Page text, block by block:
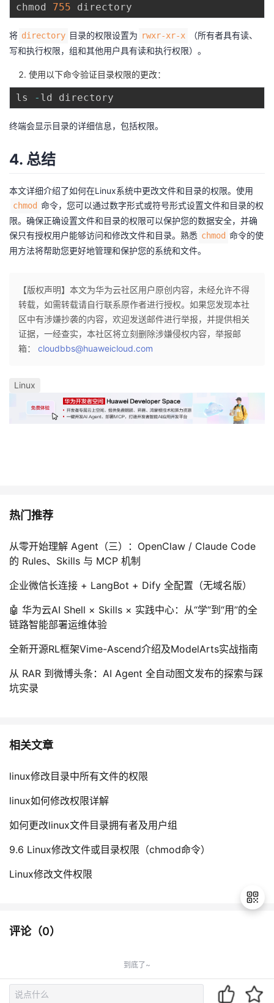
chmod 755
将 directory 目录的权限设置为 rwxr-xr-x
（所有者具有读、
写和执行权限，组和其他用户具有读和执行权限）。
使用以下命令验证目录权限的更改：
ls -
终端会显示目录的详细信息，包括权限。
4. 总结
本文详细介绍了如何在Linux系统中更改文件和目录的权限。使用
chmod 命令，您可以通过数字形式或符号形式设置文件和目录的权
限。确保正确设置文件和目录的权限可以保护您的数据安全，并确
保只有授权用户能够访问和修改文件和目录。熟悉 chmod 命令的使
用方法将帮助您更好地管理和保护您的系统和文件。
【版权声明】本文为华为云社区用户原创内容，未经允许不得
转载，如需转载请自行联系原作者进行授权。如果您发现本社
区中有涉嫌抄袭的内容，欢迎发送邮件进行举报，并提供相关
证据，一经查实，本社区将立刻删除涉嫌侵权内容，举报邮
箱： cloudbbs@huaweicloud.com
Linux
热门推荐
从零开始理解 Agent（三）：OpenClaw / Claude Code
的 Rules、Skills 与 MCP 机制
企业微信长连接 + LangBot + Dify 全配置（无域名版）
🤖 华为云AI Shell × Skills × 实践中心：从“学”到“用”的全
链路智能部署运维体验
全新开源RL框架Vime-Ascend介绍及ModelArts实战指南
从 RAR 到微博头条：AI Agent 全自动图文发布的探索与踩
坑实录
相关文章
linux修改目录中所有文件的权限
linux如何修改权限详解
如何更改linux文件目录拥有者及用户组
9.6 Linux修改文件或目录权限（chmod命令）
Linux修改文件权限
评论（0）
到底了~